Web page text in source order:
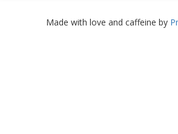
Made with love and caffeine by